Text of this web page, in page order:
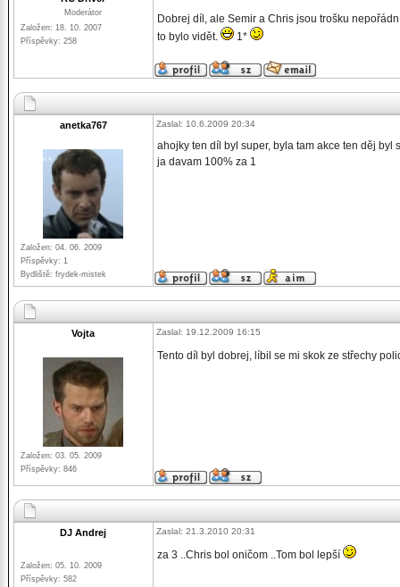
Moderátor
Založen: 18. 10. 2007
Příspěvky: 258
Dobrej díl, ale Semir a Chris jsou trošku
to bylo vidět.
1*
anetka767
Založen: 04. 06. 2009
Příspěvky: 1
Bydliště: frydek-mistek
Zaslal: 10.6.2009 20:34
ahojky ten díl byl super, byla tam akce ten děj byl
ja davam 100% za 1
Vojta
Založen: 03. 05. 2009
Příspěvky: 846
Zaslal: 19.12.2009 16:15
Tento díl byl dobrej, líbil se mi skok ze střechy
DJ Andrej
Založen: 05. 10. 2009
Příspěvky: 582
Zaslal: 21.3.2010 20:31
za 3 ..Chris bol oničom ..Tom bol lepší